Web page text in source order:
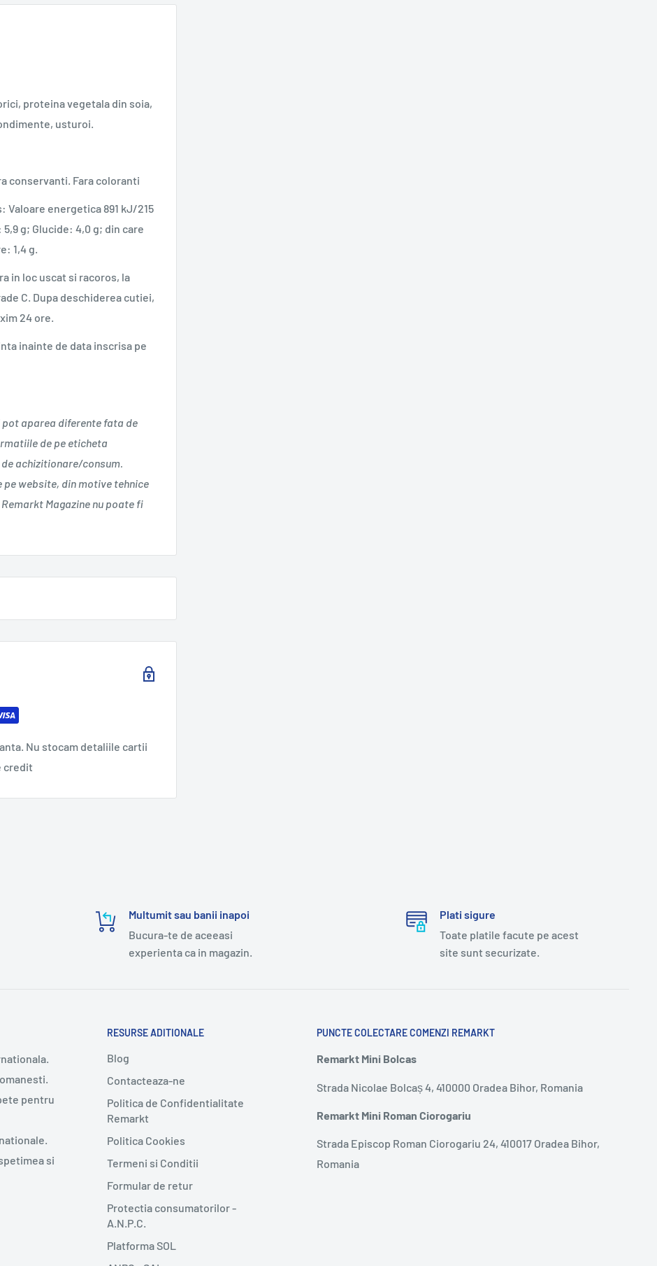
proteina vegetala din soia,
usturoi.
conservanti. Fara coloranti
energetica 891 kJ/215
g; Glucide: 4,0 g; din care
1,4 g.
in loc uscat si racoros, la
C. Dupa deschiderea cutiei,
24 ore.
inainte de data inscrisa pe
aparea diferente fata de
de pe eticheta
achizitionare/consum.
website, din motive tehnice
Magazine nu poate fi
Nu stocam detaliile cartii
credit
Multumit sau banii inapoi
Bucura-te de aceeasi
experienta ca in magazin.
Plati sigure
Toate platile facute pe acest
site sunt securizate.
pentru
si
RESURSE ADITIONALE
Blog
Contacteaza-ne
Politica de Confidentialitate
Remarkt
Politica Cookies
Termeni si Conditii
Formular de retur
Protectia consumatorilor -
A.N.P.C.
Platforma SOL
PUNCTE COLECTARE COMENZI REMARKT
Remarkt Mini Bolcas
Strada Nicolae Bolcaș 4, 410000 Oradea Bihor, Romania
Remarkt Mini Roman Ciorogariu
Strada Episcop Roman Ciorogariu 24, 410017 Oradea Bihor,
Romania